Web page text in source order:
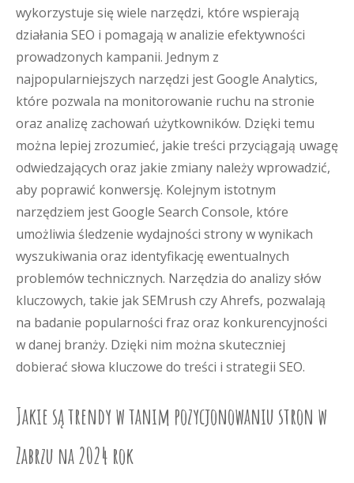
wykorzystuje się wiele narzędzi, które wspierają
działania SEO i pomagają w analizie efektywności
prowadzonych kampanii. Jednym z
najpopularniejszych narzędzi jest Google Analytics,
które pozwala na monitorowanie ruchu na stronie
oraz analizę zachowań użytkowników. Dzięki temu
można lepiej zrozumieć, jakie treści przyciągają uwagę
odwiedzających oraz jakie zmiany należy wprowadzić,
aby poprawić konwersję. Kolejnym istotnym
narzędziem jest Google Search Console, które
umożliwia śledzenie wydajności strony w wynikach
wyszukiwania oraz identyfikację ewentualnych
problemów technicznych. Narzędzia do analizy słów
kluczowych, takie jak SEMrush czy Ahrefs, pozwalają
na badanie popularności fraz oraz konkurencyjności
w danej branży. Dzięki nim można skuteczniej
dobierać słowa kluczowe do treści i strategii SEO.
Jakie są trendy w tanim pozycjonowaniu stron w
Zabrzu na 2024 rok